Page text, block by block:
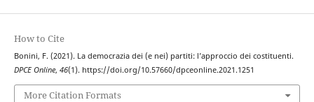
How to Cite
Bonini, F. (2021). La democrazia dei (e nei) partiti: l’approccio dei costituenti.
DPCE Online, 46(1). https://doi.org/10.57660/dpceonline.2021.1251
More Citation Formats